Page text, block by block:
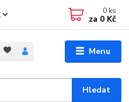
Menu
Hledat
0 ks
za 0 Kč